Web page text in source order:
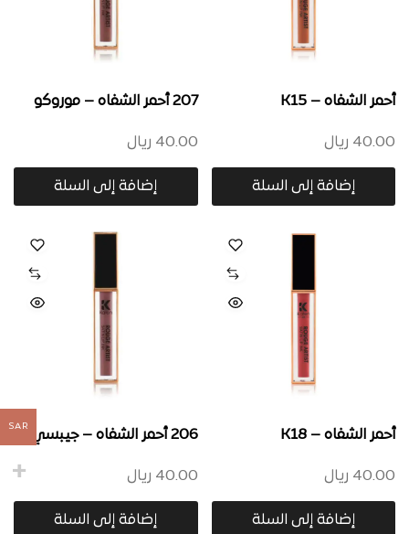
أحمر الشفاه – K15
40.00 ريال
إضافة إلى السلة
207 أحمر الشفاه – موروكو
40.00 ريال
إضافة إلى السلة
أحمر الشفاه – K18
40.00 ريال
إضافة إلى السلة
206 أحمر الشفاه – جيبسي
40.00 ريال
إضافة إلى السلة
SAR